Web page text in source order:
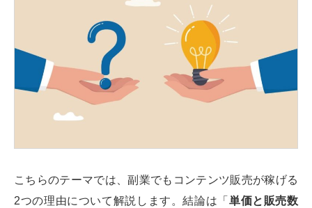
こちらのテーマでは、副業でもコンテンツ販売が稼げる
2つの理由について解説します。結論は「 単価と販売数